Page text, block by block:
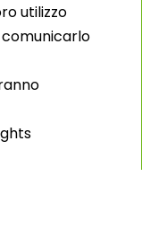
utilizzo